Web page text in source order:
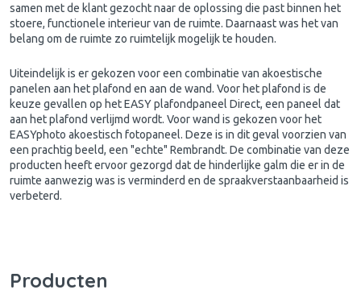
samen met de klant gezocht naar de oplossing die past binnen het
stoere, functionele interieur van de ruimte. Daarnaast was het van
belang om de ruimte zo ruimtelijk mogelijk te houden.
Uiteindelijk is er gekozen voor een combinatie van akoestische
panelen aan het plafond en aan de wand. Voor het plafond is de
keuze gevallen op het EASY plafondpaneel Direct, een paneel dat
aan het plafond verlijmd wordt. Voor wand is gekozen voor het
EASYphoto akoestisch fotopaneel. Deze is in dit geval voorzien van
een prachtig beeld, een "echte" Rembrandt. De combinatie van deze
producten heeft ervoor gezorgd dat de hinderlijke galm die er in de
ruimte aanwezig was is verminderd en de spraakverstaanbaarheid is
verbeterd.
Producten